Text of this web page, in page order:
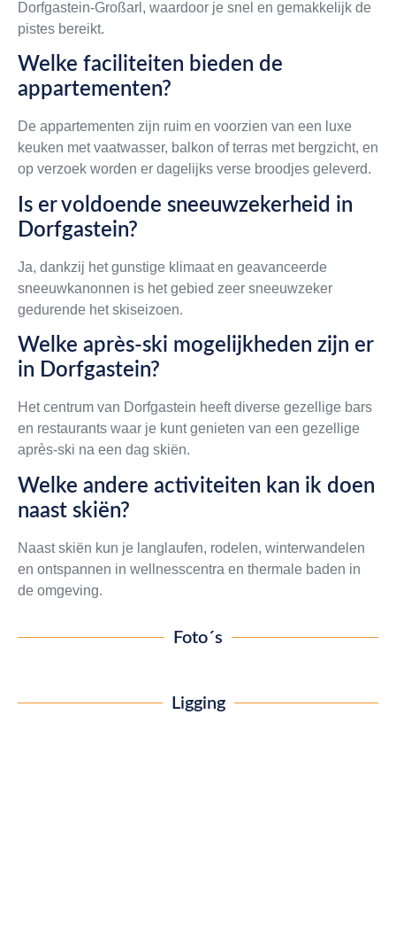
Dorfgastein-Großarl, waardoor je snel en gemakkelijk de
pistes bereikt.
Welke faciliteiten bieden de
appartementen?
De appartementen zijn ruim en voorzien van een luxe
keuken met vaatwasser, balkon of terras met bergzicht, en
op verzoek worden er dagelijks verse broodjes geleverd.
Is er voldoende sneeuwzekerheid in
Dorfgastein?
Ja, dankzij het gunstige klimaat en geavanceerde
sneeuwkanonnen is het gebied zeer sneeuwzeker
gedurende het skiseizoen.
Welke après-ski mogelijkheden zijn er
in Dorfgastein?
Het centrum van Dorfgastein heeft diverse gezellige bars
en restaurants waar je kunt genieten van een gezellige
après-ski na een dag skiën.
Welke andere activiteiten kan ik doen
naast skiën?
Naast skiën kun je langlaufen, rodelen, winterwandelen
en ontspannen in wellnesscentra en thermale baden in
de omgeving.
Foto´s
Ligging